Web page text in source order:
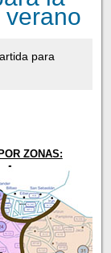
para
ZONAS: